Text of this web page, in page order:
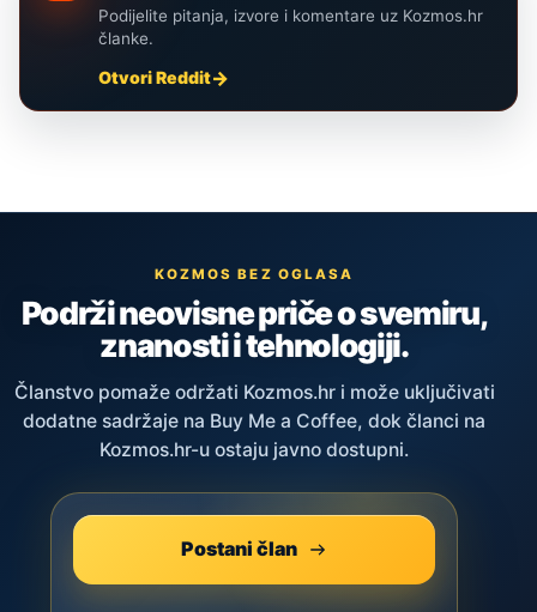
Podijelite pitanja, izvore i komentare uz Kozmos.hr
članke.
Otvori Reddit
KOZMOS BEZ OGLASA
Podrži neovisne priče o svemiru,
znanosti i tehnologiji.
Članstvo pomaže održati Kozmos.hr i može uključivati
dodatne sadržaje na Buy Me a Coffee, dok članci na
Kozmos.hr-u ostaju javno dostupni.
Postani član